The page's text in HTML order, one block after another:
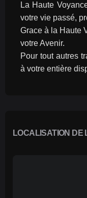
La Haute
votre vie passé,
Grace à la Haute
votre Avenir.
Pour tout autres
à votre entière
LOCALISATION DE